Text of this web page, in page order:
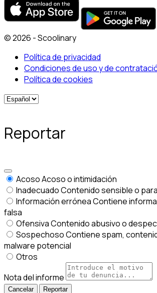
© 2026 - Scoolinary
Política de privacidad
Condiciones de uso y de
Política de cookies
Reportar
AcosoAcoso o intimidación
InadecuadoContenido sensible o
Información erróneaContiene
falsa
OfensivaContenido abusivo o
SospechosoContiene spam,
malware potencial
Otros
Nota del informe
Reportar